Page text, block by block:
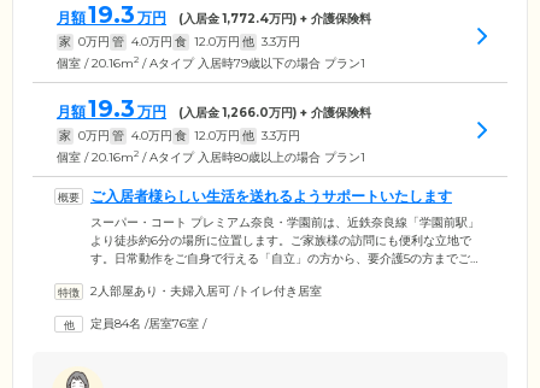
月額19.3 万円 (入居金1,772.4万円) + 介護保険料
家 0万円 管 4.0万円 食 12.0万円 他 3.3万円
個室 / 20.16m2 / Aタイプ 入居時79歳以下の場合 プラン1
月額19.3 万円 (入居金1,266.0万円) + 介護保険料
家 0万円 管 4.0万円 食 12.0万円 他 3.3万円
個室 / 20.16m2 / Aタイプ 入居時80歳以上の場合 プラン1
ご入居者様らしい生活を送れるようサポートいたします
スーパー・コート プレミアム奈良・学園前は、近鉄奈良線「学園前駅」
より徒歩約6分の場所に位置します。ご家族様の訪問にも便利な立地で
す。日常動作をご自身で行える「自立」の方から、要介護5の方までご入
分らしい生活を送れるよう、毎日をサポートします。機能訓練に力を入
を実施。「チェアリズム」を使用した訓練では、いすに座ったりタオル
2人部屋あり・夫婦入居可 /トイレ付き居室
定員84名 /居室76室 /